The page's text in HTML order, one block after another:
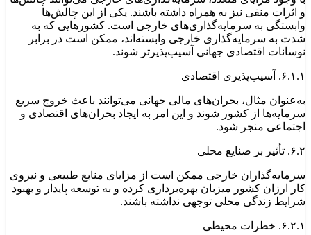
و اثرات منفی نیز به همراه داشته باشند. یکی از این چالش‌ها
وابستگی به سرمایه‌گذاری‌های خارجی است. کشورهایی که به
شدت به سرمایه‌گذاری خارجی وابسته‌اند، ممکن است در برابر
نوسانات اقتصادی جهانی آسیب‌پذیرتر شوند.
۶.۱.۱. آسیب‌پذیری اقتصادی
به‌عنوان مثال، بحران‌های مالی جهانی می‌توانند باعث خروج سریع
سرمایه‌ها از کشور شوند و این امر به ایجاد بحران‌های اقتصادی و
اجتماعی منجر شود.
۶.۲. تأثیر بر صنایع محلی
سرمایه‌گذاران خارجی ممکن است از مزایای منابع طبیعی و نیروی
کار ارزان کشور میزبان بهره‌برداری کرده و به توسعه پایدار و بهبود
شرایط زندگی محلی توجهی نداشته باشند.
۶.۲.۱. خطرات محیطی